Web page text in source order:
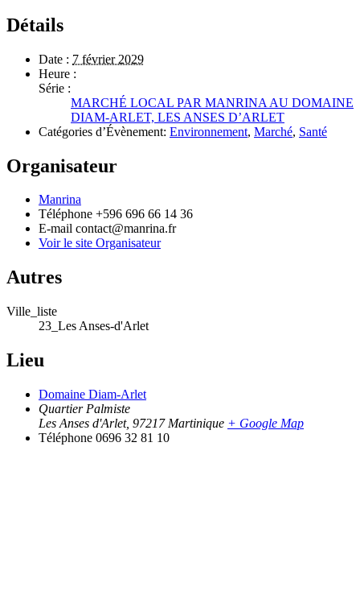
Détails
Date : 7 février 2029
Heure :
Série :
MARCHÉ LOCAL PAR MANRINA AU DOMAINE
DIAM-ARLET, LES ANSES D’ARLET
Catégories d’Évènement: Environnement, Marché, Santé
Organisateur
Manrina
Téléphone +596 696 66 14 36
E-mail contact@manrina.fr
Voir le site Organisateur
Autres
Ville_liste
23_Les Anses-d'Arlet
Lieu
Domaine Diam-Arlet
Quartier Palmiste
Les Anses d'Arlet, 97217 Martinique + Google Map
Téléphone 0696 32 81 10